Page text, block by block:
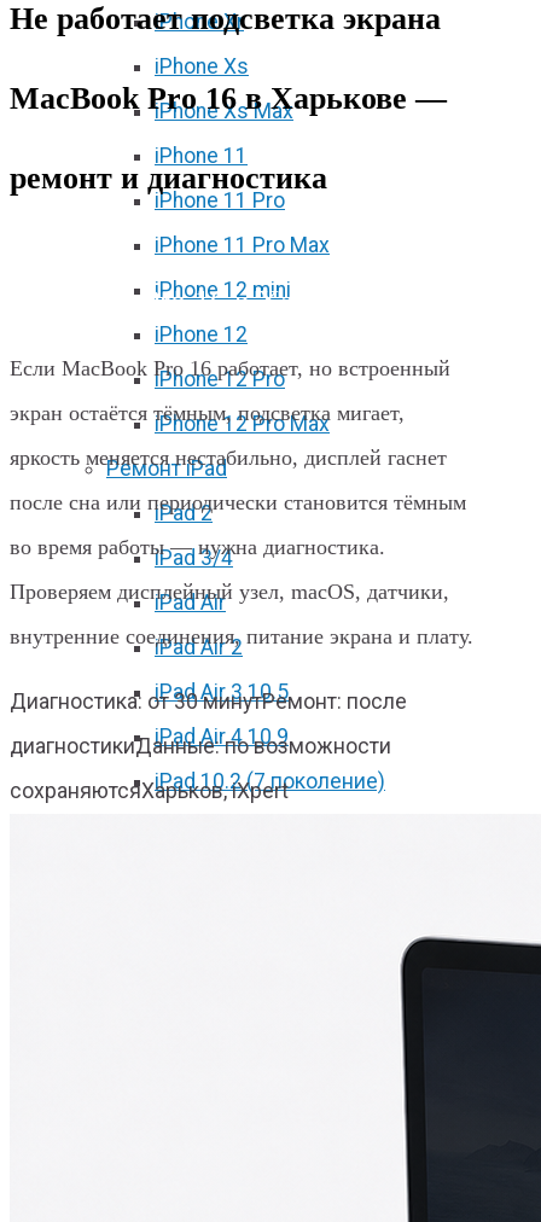
iPhone Xr
iPhone Xs
iPhone Xs Max
iPhone 11
iPhone 11 Pro
iPhone 11 Pro Max
iPhone 12 mini
iPhone 12
iPhone 12 Pro
iPhone 12 Pro Max
Ремонт iPad
iPad 2
iPad 3/4
iPad Air
iPad Air 2
iPad Air 3 10.5
iPad Air 4 10.9
iPad 10.2 (7 поколение)
Не работает подсветка экрана
MacBook Pro 16 в Харькове —
ремонт и диагностика
Не работает подсветка экрана на
MacBook Pro 16 в Харькове
Если MacBook Pro 16 работает, но встроенный
экран остаётся тёмным, подсветка мигает,
яркость меняется нестабильно, дисплей гаснет
после сна или периодически становится тёмным
во время работы — нужна диагностика.
Проверяем дисплейный узел, macOS, датчики,
внутренние соединения, питание экрана и плату.
Диагностика: от 30 минутРемонт: после
диагностикиДанные: по возможности
сохраняютсяХарьков, iXpert